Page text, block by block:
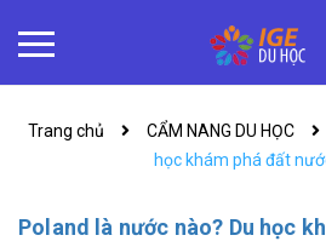
Trang chủ CẨM NANG DU HỌC
học khám phá đất
Poland là nước nào? Du học